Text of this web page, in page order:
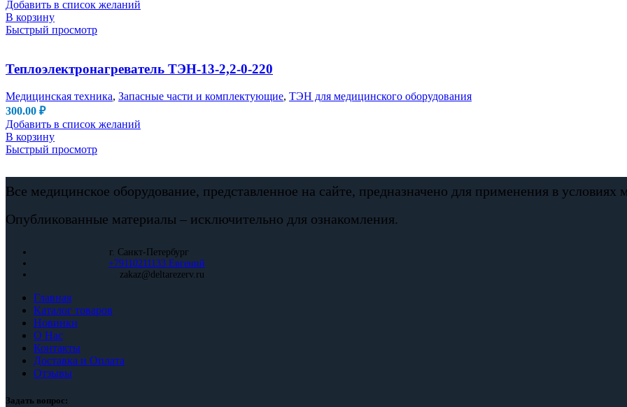
Добавить в список желаний
В корзину
Быстрый просмотр
Теплоэлектронагреватель ТЭН-13-2,2-0-220
Медицинская техника, Запасные части и комплектующие, ТЭН для медицинского оборудования
300.00 ₽
Добавить в список желаний
В корзину
Быстрый просмотр
Все медицинское оборудование, представленное на сайте, предназначено для применения в
Опубликованные материалы – исключительно для ознакомления.
г. Санкт-Петербург
+79110211133 Евгений
zakaz@deltarezerv.ru
Главная
Каталог товаров
Новинки
О Нас
Контакты
Доставка и Оплата
Отзывы
Задать вопрос: